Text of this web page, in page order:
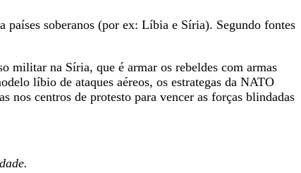
países soberanos (por ex: Líbia e Síria). Segundo fontes
militar na Síria, que é armar os rebeldes com armas
líbio de ataques aéreos, os estrategas da NATO
nos centros de protesto para vencer as forças blindadas